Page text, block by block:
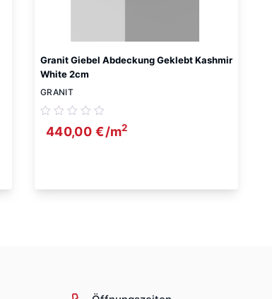
Granit Giebel Abdeckung Geklebt Kashmir
White 2cm
GRANIT
440,00 €/m2